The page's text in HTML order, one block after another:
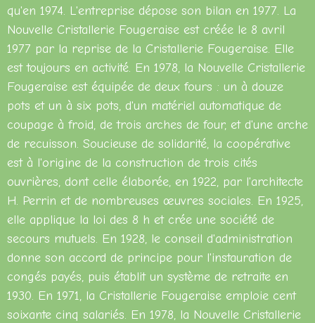
qu'en 1974. L'entreprise dépose son bilan en 1977. La
Nouvelle Cristallerie Fougeraise est créée le 8 avril
1977 par la reprise de la Cristallerie Fougeraise. Elle
est toujours en activité. En 1978, la Nouvelle Cristallerie
Fougeraise est équipée de deux fours : un à douze
pots et un à six pots, d'un matériel automatique de
coupage à froid, de trois arches de four, et d'une arche
de recuisson. Soucieuse de solidarité, la coopérative
est à l'origine de la construction de trois cités
ouvrières, dont celle élaborée, en 1922, par l'architecte
H. Perrin et de nombreuses œuvres sociales. En 1925,
elle applique la loi des 8 h et crée une société de
secours mutuels. En 1928, le conseil d'administration
donne son accord de principe pour l'instauration de
congés payés, puis établit un système de retraite en
1930. En 1971, la Cristallerie Fougeraise emploie cent
soixante cinq salariés. En 1978, la Nouvelle Cristallerie